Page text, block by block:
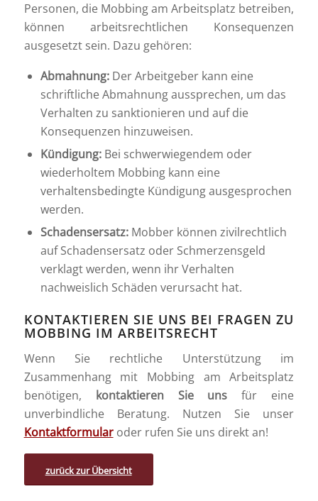
Personen, die Mobbing am Arbeitsplatz betreiben,
können arbeitsrechtlichen Konsequenzen
ausgesetzt sein. Dazu gehören:
Abmahnung:Der Arbeitgeber kann eine
schriftliche Abmahnung aussprechen, um das
Verhalten zu sanktionieren und auf die
Konsequenzen hinzuweisen.
Kündigung:Bei schwerwiegendem oder
wiederholtem Mobbing kann eine
verhaltensbedingte Kündigung ausgesprochen
werden.
Schadensersatz:Mobber können zivilrechtlich
auf Schadensersatz oder Schmerzensgeld
verklagt werden, wenn ihr Verhalten
nachweislich Schäden verursacht hat.
KONTAKTIEREN SIE UNS BEI FRAGEN ZU
MOBBING IM ARBEITSRECHT
Wenn Sie rechtliche Unterstützung im
Zusammenhang mit Mobbing am Arbeitsplatz
benötigen, kontaktieren Sie uns für eine
unverbindliche Beratung. Nutzen Sie unser
Kontaktformularoder rufen Sie uns direkt an!
zurück zur Übersicht